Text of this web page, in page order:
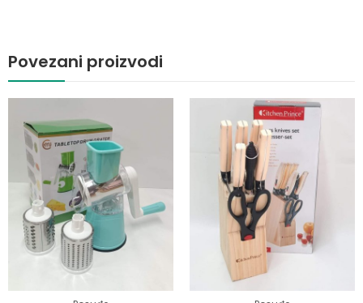
Povezani proizvodi